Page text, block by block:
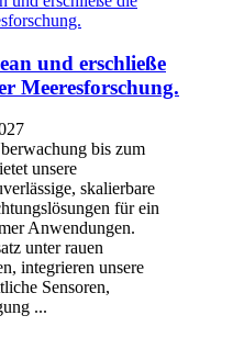
und erschließe
Meeresforschung.
bis zum
unsere
skalierbare
für ein
Anwendungen.
unter rauen
integrieren unsere
Sensoren,
...